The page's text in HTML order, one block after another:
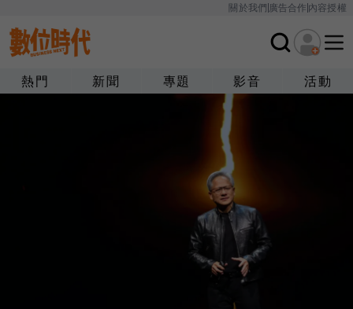
關於我們廣告合作內容授權
熱門 新聞 專題 影音 活動